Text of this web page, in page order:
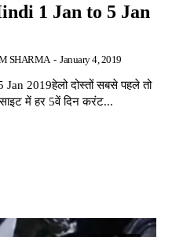
1 Jan to 5 Jan
SHARMA - January 4, 2019
2019हेलो दोस्तों सबसे पहले तो
में हर 5वें दिन करंट...